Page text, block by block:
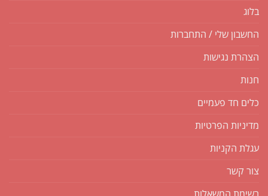
בלוג
החשבון שלי / התחברות
הצהרת נגישות
חנות
כלים חד פעמיים
מדיניות הפרטיות
עגלת הקניות
צור קשר